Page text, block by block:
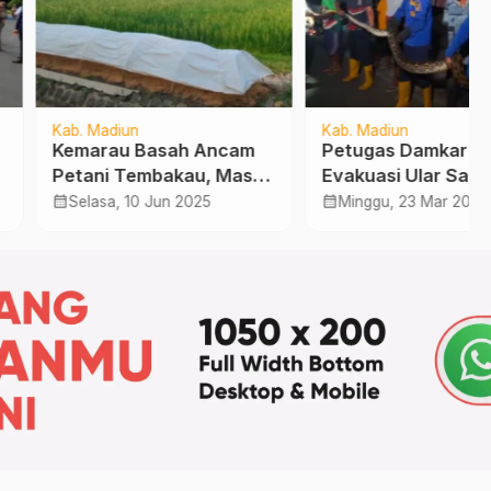
Basah Ancam
Tembakau, Masa
Mundur Hingga
10 Jun 2025
Petugas Damkar Madiun
Evakuasi Ular Sanca 5
Meter di Permukiman
Minggu, 23 Mar 2025